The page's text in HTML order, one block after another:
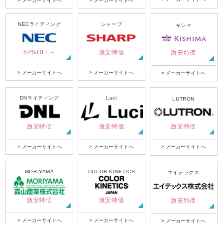
NECライティング
58%OFF～
> メーカーサイトへ
シャープ
激安特価
> メーカーサイトへ
キシマ
激安特価
> メーカーサイトへ
DNライティング
激安特価
> メーカーサイトへ
Luci
激安特価
> メーカーサイトへ
LUTRON
激安特価
> メーカーサイトへ
MORIYAMA
激安特価
> メーカーサイトへ
COLOR KINETICS
激安特価
> メーカーサイトへ
エイテックス
激安特価
> メーカーサイトへ